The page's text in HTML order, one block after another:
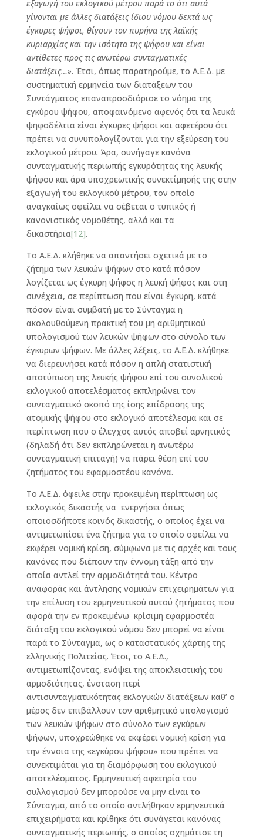
εξαγωγή του εκλογικού μέτρου παρά το ότι αυτά
γίνονται με άλλες διατάξεις ίδιου νόμου δεκτά ως
έγκυρες ψήφοι, θίγουν τον πυρήνα της λαϊκής
κυριαρχίας και την ισότητα της ψήφου και είναι
αντίθετες προς τις ανωτέρω συνταγματικές
διατάξεις…». Έτσι, όπως παρατηρούμε, το Α.Ε.Δ. με
συστηματική ερμηνεία των διατάξεων του
Συντάγματος επαναπροσδιόρισε το νόημα της
εγκύρου ψήφου, αποφαινόμενο αφενός ότι τα λευκά
ψηφοδέλτια είναι έγκυρες ψήφοι και αφετέρου ότι
πρέπει να συνυπολογίζονται για την εξεύρεση του
εκλογικού μέτρου. Άρα, συνήγαγε κανόνα
συνταγματικής περιωπής εγκυρότητας της λευκής
ψήφου και άρα υποχρεωτικής συνεκτίμησής της στην
εξαγωγή του εκλογικού μέτρου, τον οποίο
αναγκαίως οφείλει να σέβεται ο τυπικός ή
κανονιστικός νομοθέτης, αλλά και τα
δικαστήρια[12].
Το Α.Ε.Δ. κλήθηκε να απαντήσει σχετικά με το
ζήτημα των λευκών ψήφων στο κατά πόσον
λογίζεται ως έγκυρη ψήφος η λευκή ψήφος και στη
συνέχεια, σε περίπτωση που είναι έγκυρη, κατά
πόσον είναι συμβατή με το Σύνταγμα η
ακολουθούμενη πρακτική του μη αριθμητικού
υπολογισμού των λευκών ψήφων στο σύνολο των
έγκυρων ψήφων. Με άλλες λέξεις, το Α.Ε.Δ. κλήθηκε
να διερευνήσει κατά πόσον η απλή στατιστική
αποτύπωση της λευκής ψήφου επί του συνολικού
εκλογικού αποτελέσματος εκπληρώνει τον
συνταγματικό σκοπό της ίσης επίδρασης της
ατομικής ψήφου στο εκλογικό αποτέλεσμα και σε
περίπτωση που ο έλεγχος αυτός αποβεί αρνητικός
(δηλαδή ότι δεν εκπληρώνεται η ανωτέρω
συνταγματική επιταγή) να πάρει θέση επί του
ζητήματος του εφαρμοστέου κανόνα.
Το Α.Ε.Δ. όφειλε στην προκειμένη περίπτωση ως
εκλογικός δικαστής να ενεργήσει όπως
οποιοσδήποτε κοινός δικαστής, ο οποίος έχει να
αντιμετωπίσει ένα ζήτημα για το οποίο οφείλει να
εκφέρει νομική κρίση, σύμφωνα με τις αρχές και τους
κανόνες που διέπουν την έννομη τάξη από την
οποία αντλεί την αρμοδιότητά του. Κέντρο
αναφοράς και άντλησης νομικών επιχειρημάτων για
την επίλυση του ερμηνευτικού αυτού ζητήματος που
αφορά την εν προκειμένω κρίσιμη εφαρμοστέα
διάταξη του εκλογικού νόμου δεν μπορεί να είναι
παρά το Σύνταγμα, ως ο καταστατικός χάρτης της
ελληνικής Πολιτείας. Έτσι, το Α.Ε.Δ.,
αντιμετωπίζοντας, ενόψει της αποκλειστικής του
αρμοδιότητας, ένσταση περί
αντισυνταγματικότητας εκλογικών διατάξεων καθ’ ο
μέρος δεν επιβάλλουν τον αριθμητικό υπολογισμό
των λευκών ψήφων στο σύνολο των εγκύρων
ψήφων, υποχρεώθηκε να εκφέρει νομική κρίση για
την έννοια της «εγκύρου ψήφου» που πρέπει να
συνεκτιμάται για τη διαμόρφωση του εκλογικού
αποτελέσματος. Ερμηνευτική αφετηρία του
συλλογισμού δεν μπορούσε να μην είναι το
Σύνταγμα, από το οποίο αντλήθηκαν ερμηνευτικά
επιχειρήματα και κρίθηκε ότι συνάγεται κανόνας
συνταγματικής περιωπής, ο οποίος σχημάτισε τη